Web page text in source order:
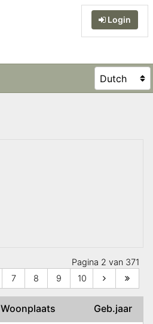
Login
Pagina 2 van 371
7 8 9 10
Woonplaats Geb.jaar